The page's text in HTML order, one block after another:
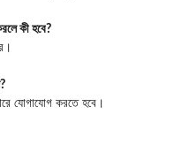
কী হবে?
যোগাযোগ করতে হবে।